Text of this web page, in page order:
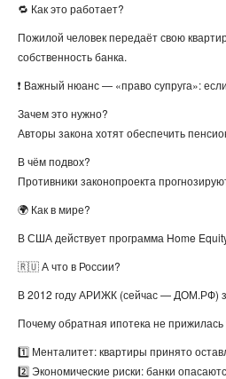
🔁 Как это работает?
Пожилой человек передаёт свою
собственность банка.
❗ Важный нюанс — «право супруга»:
Зачем это нужно?
Авторы закона хотят обеспечить
В чём подвох?
Противники законопроекта
🌍 Как в мире?
В США действует программа Home
🇷🇺 А что в России?
В 2012 году АРИЖК (сейчас — ДОМ.РФ)
Почему обратная ипотека не прижилась
1️⃣ Менталитет: квартиры принято
2️⃣ Экономические риски: банки